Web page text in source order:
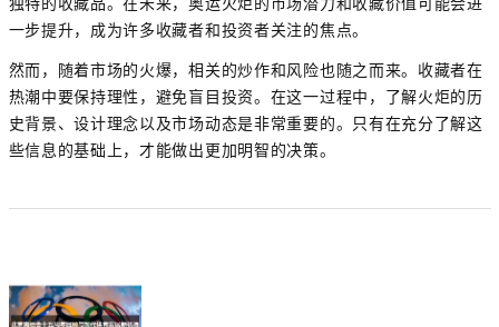
一步提升，成为许多收藏者和投资者关注的焦点。
然而，随着市场的火爆，相关的炒作和风险也随之而来。收藏者在
热潮中要保持理性，避免盲目投资。在这一过程中，了解火炬的历
史背景、设计理念以及市场动态是非常重要的。只有在充分了解这
些信息的基础上，才能做出更加明智的决策。